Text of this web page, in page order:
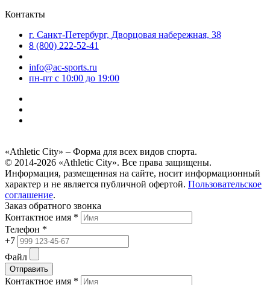
Контакты
г. Санкт-Петербург, Дворцовая набережная, 38
8 (800) 222-52-41
info@ac-sports.ru
пн-пт c 10:00 до 19:00
«Athletic City» – Форма для всех видов спорта.
© 2014-2026 «Athletic City». Все права защищены.
Информация, размещенная на сайте, носит информационный
характер и не является публичной офертой. Пользовательское
соглашение.
Заказ обратного звонка
Контактное имя *
Телефон *
+7
Файл
Отправить
Контактное имя *